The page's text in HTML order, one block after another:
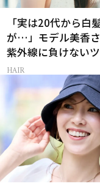
「実は20代から白
が…」モデル美香
紫外線に負けない
髪ケア
HAIR